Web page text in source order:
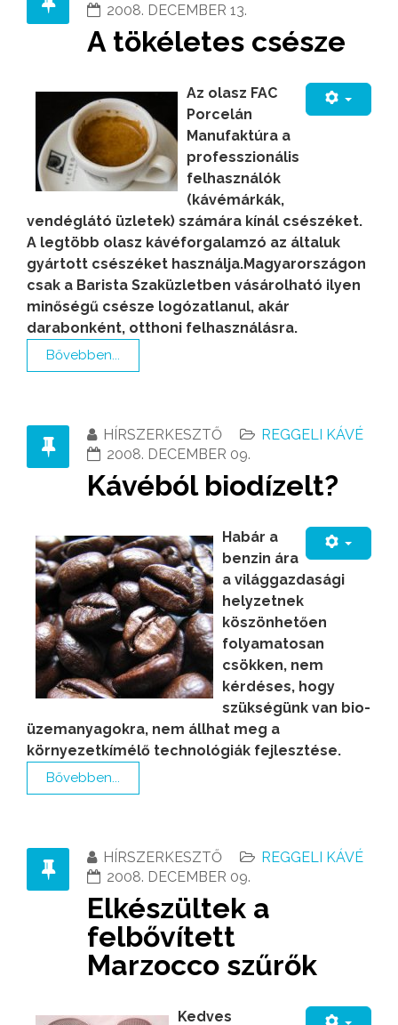
2008. DECEMBER 13.
A tökéletes csésze
Az olasz FAC
Porcelán
Manufaktúra a
professzionális
felhasználók
(kávémárkák,
vendéglátó üzletek) számára kínál csészéket.
A legtöbb olasz kávéforgalamzó az általuk
gyártott csészéket használja.Magyarországon
csak a Barista Szaküzletben vásárolható ilyen
minőségű csésze logózatlanul, akár
darabonként, otthoni felhasználásra.
Bővebben...
HÍRSZERKESZTŐ
REGGELI KÁVÉ
2008. DECEMBER 09.
Kávéból biodízelt?
Habár a
benzin ára
a világgazdasági
helyzetnek
köszönhetően
folyamatosan
csökken, nem
kérdéses, hogy
szükségünk van bio-
üzemanyagokra, nem állhat meg a
környezetkímélő technológiák fejlesztése.
Bővebben...
HÍRSZERKESZTŐ
REGGELI KÁVÉ
2008. DECEMBER 09.
Elkészültek a
felbővített
Marzocco szűrők
Kedves